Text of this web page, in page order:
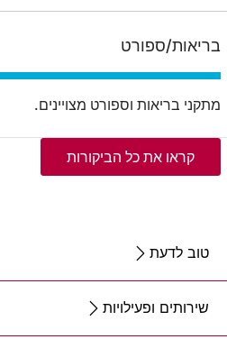
בריאות/ספורט
מתקני בריאות וספורט מצויינים.
קראו את כל הביקורות
טוב לדעת
שירותים ופעילויות